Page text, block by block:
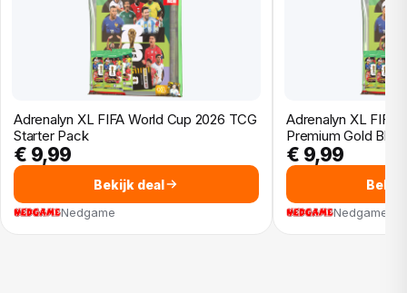
Adrenalyn XL FIFA World Cup 2026 TCG
Starter Pack
€ 9,99
Bekijk deal
Nedgame
Adrenalyn XL FIFA
Premium Gold
€ 9,99
Nedgame